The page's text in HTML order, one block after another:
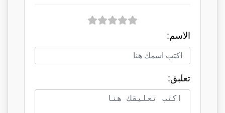
الاسم:
تعلبق: